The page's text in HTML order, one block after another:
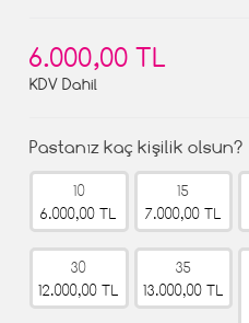
6.000,00 TL
KDV Dahil
Pastanız kaç kişilik olsun?
10
6.000,00 TL
15
7.000,00 TL
30
12.000,00 TL
35
13.000,00 TL